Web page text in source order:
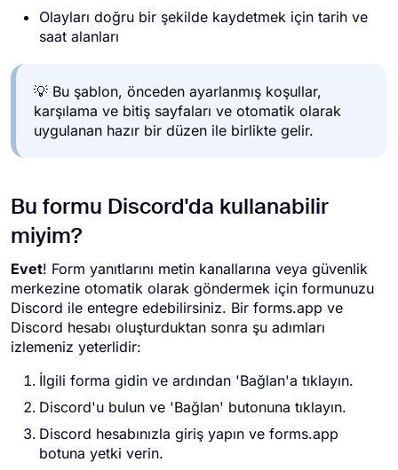
Olayları doğru bir şekilde kaydetmek için tarih ve
saat alanları
💡 Bu şablon, önceden ayarlanmış koşullar,
karşılama ve bitiş sayfaları ve otomatik olarak
uygulanan hazır bir düzen ile birlikte gelir.
Bu formu Discord'da kullanabilir
miyim?
Evet! Form yanıtlarını metin kanallarına veya güvenlik
merkezine otomatik olarak göndermek için formunuzu
Discord ile entegre edebilirsiniz. Bir forms.app ve
Discord hesabı oluşturduktan sonra şu adımları
izlemeniz yeterlidir:
İlgili forma gidin ve ardından 'Bağlan'a tıklayın.
Discord'u bulun ve 'Bağlan' butonuna tıklayın.
Discord hesabınızla giriş yapın ve forms.app
botuna yetki verin.